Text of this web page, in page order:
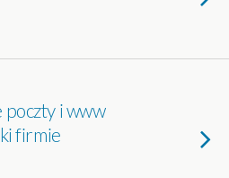
poczty i www
firmie